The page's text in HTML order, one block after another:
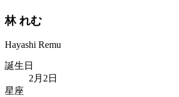
林 れむ
Hayashi Remu
誕生日
2月2日
星座